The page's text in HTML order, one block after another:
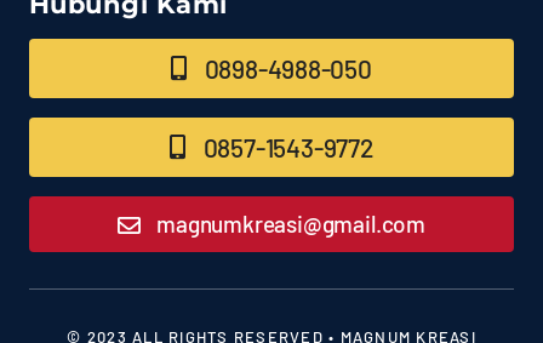
0898-4988-050
0857-1543-9772
magnumkreasi@gmail.com
© 2023 ALL RIGHTS RESERVED • MAGNUM KREASI